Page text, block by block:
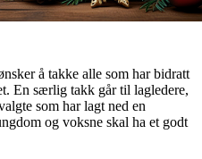
å takke alle som har bidratt
En særlig takk går til lagledere,
som har lagt ned en
og voksne skal ha et godt